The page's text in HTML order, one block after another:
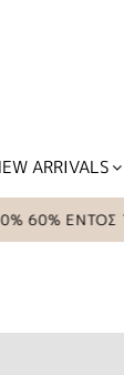
ARRIVALS
ΕΝΤΟΣ